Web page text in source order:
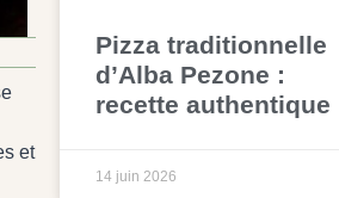
Pizza traditionnelle
d’Alba Pezone :
recette authentique
14 juin 2026
et